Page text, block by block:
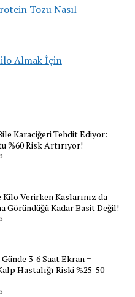
Tozu Nasıl
Almak İçin
Karaciğeri Tehdit Ediyor:
%60 Risk Artırıyor!
Verirken Kaslarınız da
Göründüğü Kadar Basit Değil!
3-6 Saat Ekran =
Hastalığı Riski %25-50